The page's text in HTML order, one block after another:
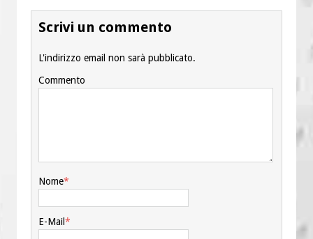
Scrivi un commento
L'indirizzo email non sarà pubblicato.
Commento
Nome*
E-Mail*